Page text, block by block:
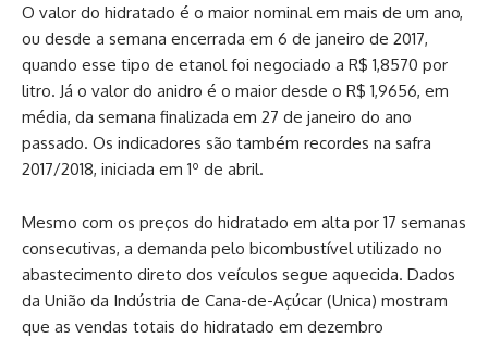
O valor do hidratado é o maior nominal em mais de um ano,
ou desde a semana encerrada em 6 de janeiro de 2017,
quando esse tipo de etanol foi negociado a R$ 1,8570 por
litro. Já o valor do anidro é o maior desde o R$ 1,9656, em
média, da semana finalizada em 27 de janeiro do ano
passado. Os indicadores são também recordes na safra
2017/2018, iniciada em 1º de abril.
Mesmo com os preços do hidratado em alta por 17 semanas
consecutivas, a demanda pelo bicombustível utilizado no
abastecimento direto dos veículos segue aquecida. Dados
da União da Indústria de Cana-de-Açúcar (Unica) mostram
que as vendas totais do hidratado em dezembro